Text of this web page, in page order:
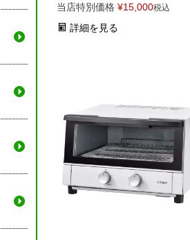
当店特別価格 ¥15,000税込
詳細を見る